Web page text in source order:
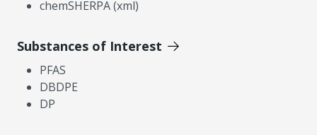
chemSHERPA (xml)
Substances of Interest
PFAS
DBDPE
DP